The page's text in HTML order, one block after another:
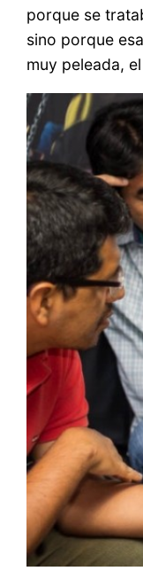
porque se
sino porque
muy peleada,